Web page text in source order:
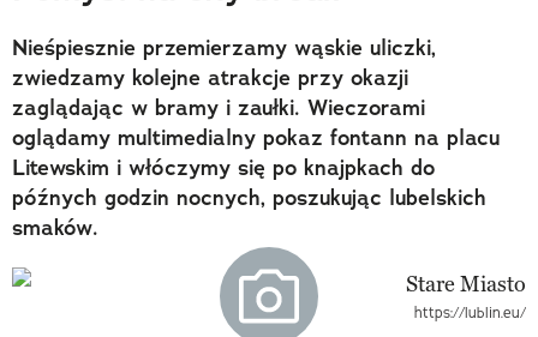
Nieśpiesznie przemierzamy wąskie uliczki,
zwiedzamy kolejne atrakcje przy okazji
zaglądając w bramy i zaułki. Wieczorami
oglądamy multimedialny pokaz fontann na placu
Litewskim i włóczymy się po knajpkach do
późnych godzin nocnych, poszukując lubelskich
smaków.
https://lublin.eu/